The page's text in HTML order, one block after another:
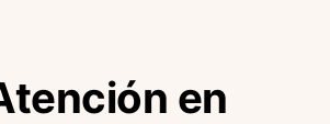
en